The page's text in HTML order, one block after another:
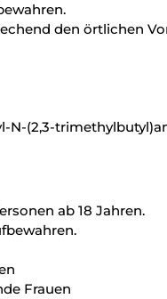
den örtlichen
N-(2,3-
ab 18 Jahren.
Frauen